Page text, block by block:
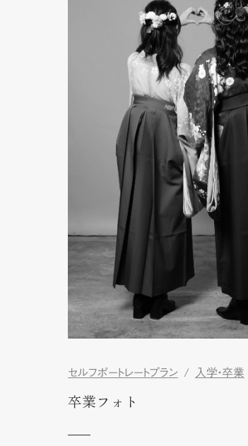
セルフポートレートプラン 入学・卒業
卒業フォト